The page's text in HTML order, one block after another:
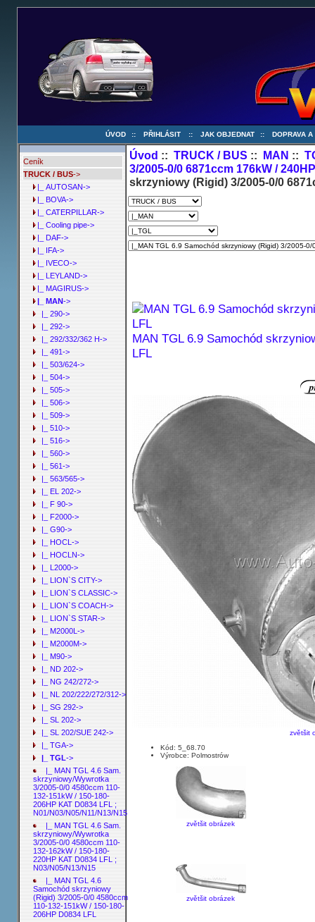
ÚVOD :: PŘIHLÁSIT :: JAK OBJEDNAT :: DOPRAVA A
Ceník
TRUCK / BUS->
|_ AUTOSAN->
|_ BOVA->
|_ CATERPILLAR->
|_ Cooling pipe->
|_ DAF->
|_ IFA->
|_ IVECO->
|_ LEYLAND->
|_ MAGIRUS->
|_ MAN->
|_ 290->
|_ 292->
|_ 292/332/362 H->
|_ 491->
|_ 503/624->
|_ 504->
|_ 505->
|_ 506->
|_ 509->
|_ 510->
|_ 516->
|_ 560->
|_ 561->
|_ 563/565->
|_ EL 202->
|_ F 90->
|_ F2000->
|_ G90->
|_ HOCL->
|_ HOCLN->
|_ L2000->
|_ LION`S CITY->
|_ LION`S CLASSIC->
|_ LION`S COACH->
|_ LION`S STAR->
|_ M2000L->
|_ M2000M->
|_ M90->
|_ ND 202->
|_ NG 242/272->
|_ NL 202/222/272/312->
|_ SG 292->
|_ SL 202->
|_ SL 202/SUE 242->
|_ TGA->
|_ TGL->
|_ MAN TGL 4.6 Sam.
skrzyniowy/Wywrotka
3/2005-0/0 4580ccm 110-
132-151kW / 150-180-
206HP KAT D0834 LFL ;
N01/N03/N05/N11/N13/N15
|_ MAN TGL 4.6 Sam.
skrzyniowy/Wywrotka
3/2005-0/0 4580ccm 110-
132-162kW / 150-180-
220HP KAT D0834 LFL ;
N03/N05/N13/N15
|_ MAN TGL 4.6
Samochód skrzyniowy
(Rigid) 3/2005-0/0 4580ccm
110-132-151kW / 150-180-
206HP D0834 LFL
Úvod ::TRUCK / BUS :: MAN ::
3/2005-0/0 6871ccm 176kW /
skrzyniowy (Rigid) 3/2005-0/0
MAN TGL 6.9 Samochód
LFL
zvětšit
Kód: 5_68.70
Výrobce: Polmostrów
zvětšit obrázek
zvětšit obrázek